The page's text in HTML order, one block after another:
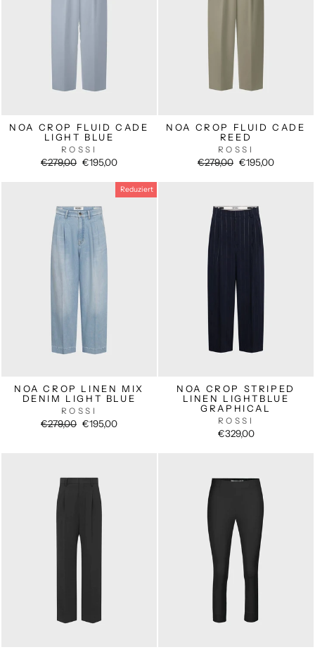
NOA CROP FLUID CADE
LIGHT BLUE
ROSSI
Normaler
€279,00 Sonderpreis
€195,00
NOA CROP FLUID CADE
REED
ROSSI
Normaler
€279,00 Sonderpreis
€195,00
Reduziert
NOA CROP LINEN MIX
DENIM LIGHT BLUE
ROSSI
Normaler
€279,00 Sonderpreis
€195,00
NOA CROP STRIPED
LINEN LIGHTBLUE
GRAPHICAL
ROSSI
€329,00